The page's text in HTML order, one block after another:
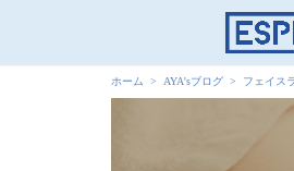
ホーム AYA'sブログ フェイス